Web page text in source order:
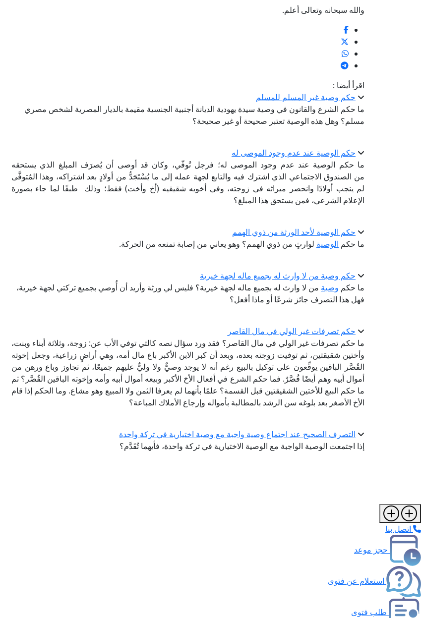
والله سبحانه وتعالى أعلم.
اقرأ أيضا :
حكم وصية غير المسلم للمسلم
ما حكم الشرع والقانون في وصية سيدة يهودية الديانة أجنبية الجنسية مقيمة بالديار المصرية لشخص مصري
مسلم؟ وهل هذه الوصية تعتبر صحيحة أو غير صحيحة؟
حكم الوصية عند عدم وجود الموصى له
ما حكم الوصية عند عدم وجود الموصى له؛ فرجل تُوفّي، وكان قد أوصى أن يُصرَف المبلغ الذي يستحقه
من الصندوق الاجتماعي الذي اشترك فيه والتابع لجهة عمله إلى ما يُسْتَجَدُّ من أولادٍ بعد اشتراكه، وهذا المُتوفَّى
لم ينجب أولادًا وانحصر ميراثه في زوجته، وفي أخويه شقيقيه (أخ وأخت) فقط؛ وذلك طبقًا لما جاء بصورة
الإعلام الشرعي، فمن يستحق هذا المبلغ؟
حكم الوصية لأحد الورثة من ذوي الهمم
ما حكم الوصية لوارثٍ من ذوي الهمم؟ وهو يعاني من إصابة تمنعه من الحركة.
حكم وصية من لا وارث له بجميع ماله لجهة خيرية
ما حكم وصية من لا وارث له بجميع ماله لجهة خيرية؟ فليس لي ورثة وأريد أن أُوصي بجميع تركتي لجهة خيرية،
فهل هذا التصرف جائز شرعًا أو ماذا أفعل؟
حكم تصرفات غير الولي في مال القاصر
ما حكم تصرفات غير الولي في مال القاصر؟ فقد ورد سؤال نصه كالتي توفي الأب عن: زوجة، وثلاثة أبناء وبنت،
وأختين شقيقتين، ثم توفيت زوجته بعده، وبعد أن كبر الابن الأكبر باع مال أمه، وهي أراضٍ زراعية، وجعل إخوته
القُصَّر الباقين يوقِّعون على توكيل بالبيع رغم أنه لا يوجد وصيٌّ ولا وليٌّ عليهم جميعًا، ثم تجاوز وباع ورهن من
أموال أبيه وهم أيضًا قُصَّرٌ. فما حكم الشرع في أفعال الأخ الأكبر وبيعه أموال أبيه وأمه وإخوته الباقين القُصَّر؟ ثم
ما حكم البيع للأختين الشقيقتين قبل القسمة؟ علمًا بأنهما لم يعرفا الثمن ولا المبيع وهو مشاع. وما الحكم إذا قام
الأخ الأصغر بعد بلوغه سن الرشد بالمطالبة بأمواله وإرجاع الأملاك المباعة؟
التصرف الصحيح عند اجتماع وصية واجبة مع وصية اختيارية في تركة واحدة
إذا اجتمعت الوصية الواجبة مع الوصية الاختيارية في تركة واحدة، فأيهما تُقَدَّم؟
اتصل بنا
حجز موعد
استعلام عن فتوى
طلب فتوى